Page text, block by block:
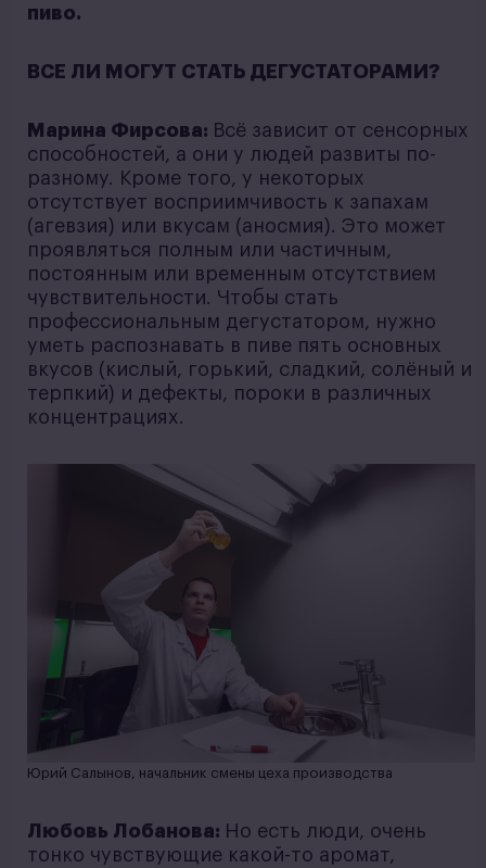
пиво.
ВСЕ ЛИ МОГУТ СТАТЬ ДЕГУСТАТОРАМИ?
Марина Фирсова: Всё зависит от сенсорных
способностей, а они у людей развиты по-
разному. Кроме того, у некоторых
отсутствует восприимчивость к запахам
(агевзия) или вкусам (аносмия). Это может
проявляться полным или частичным,
постоянным или временным отсутствием
чувствительности. Чтобы стать
профессиональным дегустатором, нужно
уметь распознавать в пиве пять основных
вкусов (кислый, горький, сладкий, солёный и
терпкий) и дефекты, пороки в различных
концентрациях.
Юрий Салынов, начальник смены цеха производства
Любовь Лобанова: Но есть люди, очень
тонко чувствующие какой-то аромат,